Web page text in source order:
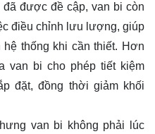
được đề cập, van bi còn
điều chỉnh lưu lượng, giúp
thống khi cần thiết. Hơn
van bi cho phép tiết kiệm
đặt, đồng thời giảm khối
van bi không phải lúc